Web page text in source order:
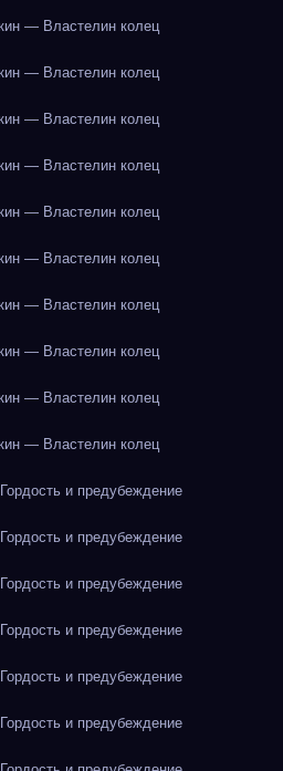
— Властелин колец
— Властелин колец
— Властелин колец
— Властелин колец
— Властелин колец
— Властелин колец
— Властелин колец
— Властелин колец
— Властелин колец
— Властелин колец
и предубеждение
и предубеждение
и предубеждение
и предубеждение
и предубеждение
и предубеждение